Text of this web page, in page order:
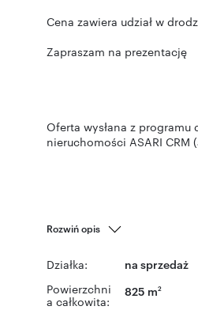
Cena zawiera udział w
Zapraszam na prezentację
Oferta wysłana z programu
nieruchomości ASARI CRM
Rozwiń opis
Działka: na sprzedaż
Powierzchni
a całkowita:
825 m2